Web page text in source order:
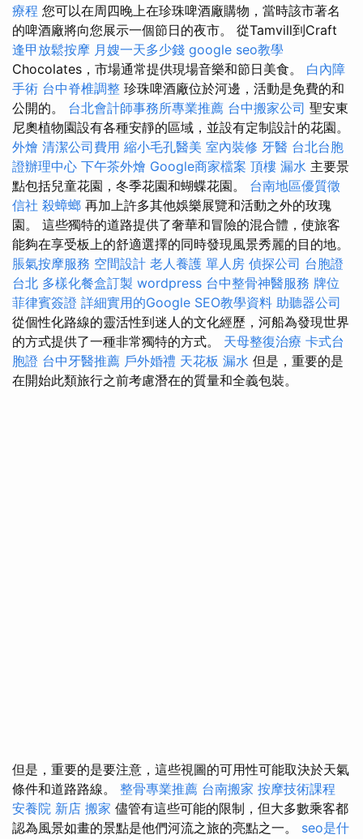
療程 您可以在周四晚上在珍珠啤酒廠購物，當時該市著名
的啤酒廠將向您展示一個節日的夜市。 從Tamvill到Craft
逢甲放鬆按摩 月嫂一天多少錢 google seo教學
Chocolates，市場通常提供現場音樂和節日美食。 白內障
手術 台中脊椎調整 珍珠啤酒廠位於河邊，活動是免費的和
公開的。 台北會計師事務所專業推薦 台中搬家公司 聖安東
尼奧植物園設有各種安靜的區域，並設有定制設計的花園。
外燴 清潔公司費用 縮小毛孔醫美 室內裝修 牙醫 台北台胞
證辦理中心 下午茶外燴 Google商家檔案 頂樓 漏水 主要景
點包括兒童花園，冬季花園和蝴蝶花園。 台南地區優質徵
信社 殺蟑螂 再加上許多其他娛樂展覽和活動之外的玫瑰
園。 這些獨特的道路提供了奢華和冒險的混合體，使旅客
能夠在享受板上的舒適選擇的同時發現風景秀麗的目的地。
脹氣按摩服務 空間設計 老人養護 單人房 偵探公司 台胞證
台北 多樣化餐盒訂製 wordpress 台中整骨神醫服務 牌位
菲律賓簽證 詳細實用的Google SEO教學資料 助聽器公司
從個性化路線的靈活性到迷人的文化經歷，河船為發現世界
的方式提供了一種非常獨特的方式。 天母整復治療 卡式台
胞證 台中牙醫推薦 戶外婚禮 天花板 漏水 但是，重要的是
在開始此類旅行之前考慮潛在的質量和全義包裝。
但是，重要的是要注意，這些視圖的可用性可能取決於天氣
條件和道路路線。 整骨專業推薦 台南搬家 按摩技術課程
安養院 新店 搬家 儘管有這些可能的限制，但大多數乘客都
認為風景如畫的景點是他們河流之旅的亮點之一。 seo是什